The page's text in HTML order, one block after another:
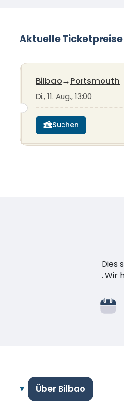
Aktuelle
Bilbao→Portsmouth
Di., 11. Aug., 13:00
Suchen
Dies
. Wir
Über Bilbao